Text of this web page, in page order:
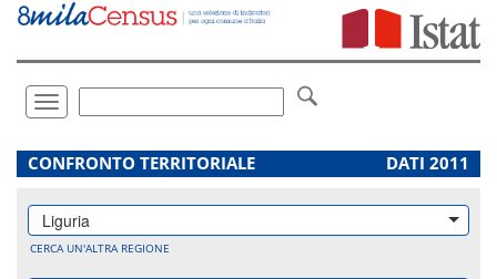
Vai
direttamente
Toggle
navigation
.
CONFRONTO TERRITORIALE DATI 2011
Liguria
CERCA UN'ALTRA REGIONE